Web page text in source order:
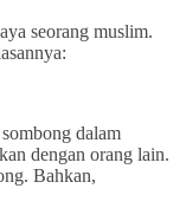
seorang muslim.
dalam
dengan orang lain.
Bahkan,